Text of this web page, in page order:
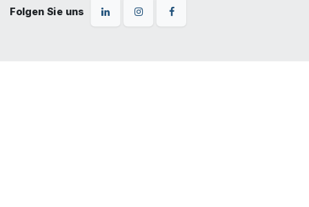
Folgen Sie uns